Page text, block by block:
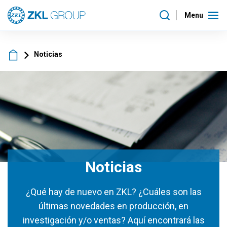
Menu
Noticias
Noticias
¿Qué hay de nuevo en ZKL? ¿Cuáles son las
últimas novedades en producción, en
investigación y/o ventas? Aquí encontrará las